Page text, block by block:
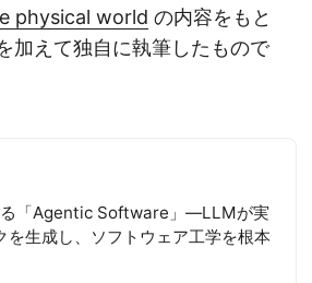
physical world の内容をもと
加えて独自に執筆したもので
「Agentic Software」—LLMが実
を生成し、ソフトウェア工学を根本